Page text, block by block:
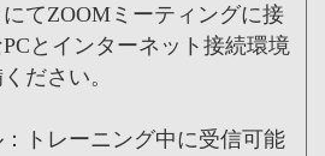
てZOOMミーティングに接
とインターネット接続環境
ださい。
：トレーニング中に受信可能